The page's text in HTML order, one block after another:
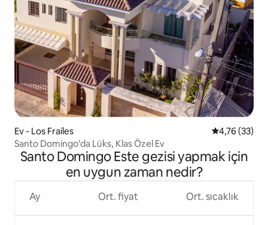
Ev - Los Frailes 5 üzerinden
4,76 (33)
Santo Domingo'da Lüks, Klas Özel Ev
Santo Domingo Este gezisi yapmak için
en uygun zaman nedir?
Ay Ort. fiyat Ort. sıcaklık